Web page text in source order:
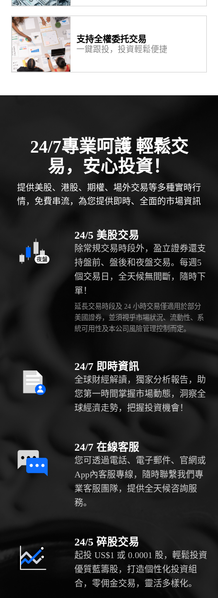
支持全權委托交易
一鍵跟投，投資輕鬆便捷
24/7專業呵護 輕鬆交
易，安心投資！
提供美股、港股、期權、場外交易等多種實時行
情，免費串流，為您提供即時、全面的市場資訊
24/5 美股交易
除常規交易時段外，盈立證券還支
持盤前、盤後和夜盤交易。每週5
個交易日，全天候無間斷，隨時下
單！
延長交易時段及 24 小時交易僅適用於部分
美國證券，並須視乎市場狀況、流動性、系
統可用性及本公司風險管理控制而定。
24/7 即時資訊
全球財經解讀，獨家分析報告，助
您第一時間掌握市場動態，洞察全
球經濟走勢，把握投資機會！
24/7 在線客服
您可透過電話、電子郵件、官網或
App內客服專線，隨時聯繫我們專
業客服團隊，提供全天候咨詢服
務。
24/5 碎股交易
起投 US$1 或 0.0001 股，輕鬆投資
優質藍籌股，打造個性化投資組
合，零佣金交易，靈活多樣化。